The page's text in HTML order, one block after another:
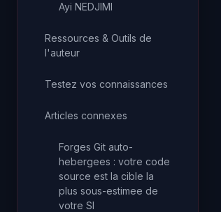
Ayi NEDJIMI
Ressources & Outils de
l'auteur
Testez vos connaissances
Articles connexes
Forges Git auto-
hebergees : votre code
source est la cible la
plus sous-estimee de
votre SI